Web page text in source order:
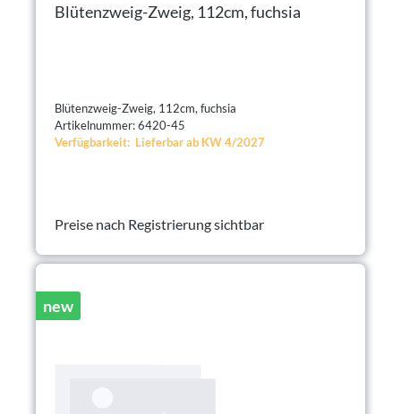
Blütenzweig-Zweig, 112cm, fuchsia
Blütenzweig-Zweig, 112cm, fuchsia
Artikelnummer: 6420-45
Verfügbarkeit: Lieferbar ab KW 4/2027
Preise nach Registrierung sichtbar
new